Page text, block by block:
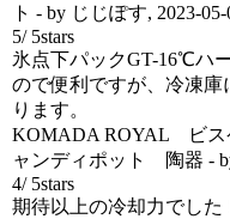
ト - by じじぽす, 2023-05-
5/ 5stars
氷点下パックGT-16℃ハ
ので便利ですが、冷凍
ります。
KOMADA ROYAL ビス
ャンディポット 陶器 -
4/ 5stars
期待以上の冷却力でした